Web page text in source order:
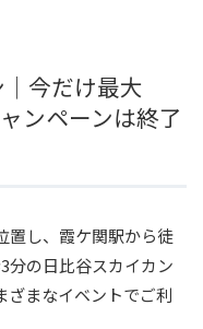
今だけ最大
ンペーンは終了
置し、霞ケ関駅から徒
3分の日比谷スカイカン
ざまなイベントでご利